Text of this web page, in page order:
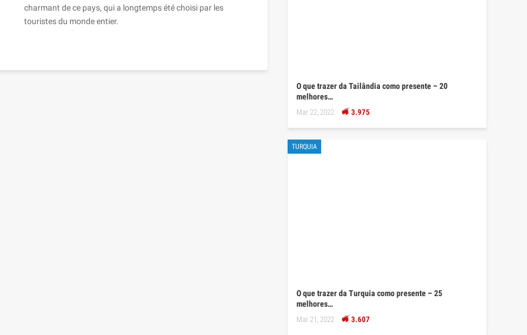
charmant de ce pays, qui a longtemps été choisi par les
touristes du monde entier.
O que trazer da Tailândia como presente – 20
melhores…
Mar 22, 2022 3.975
TURQUIA
O que trazer da Turquia como presente – 25
melhores…
Mar 21, 2022 3.607